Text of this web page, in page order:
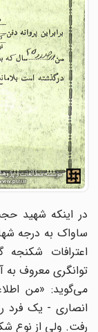
در اینکه شهید
ساواک به درجه
اعترافات
توانگری معروف به
می‌گوید: «من
انصاری - یک فرد
رفت. ولی از نوع